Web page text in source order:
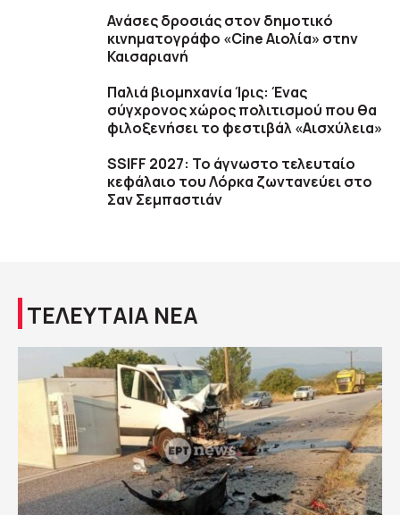
Ανάσες δροσιάς στον δημοτικό
κινηματογράφο «Cine Αιολία» στην
Καισαριανή
Παλιά βιομηχανία Ίρις: Ένας
σύγχρονος χώρος πολιτισμού που θα
φιλοξενήσει το φεστιβάλ «Αισχύλεια»
SSIFF 2027: Το άγνωστο τελευταίο
κεφάλαιο του Λόρκα ζωντανεύει στο
Σαν Σεμπαστιάν
ΤΕΛΕΥΤΑΙΑ ΝΕΑ